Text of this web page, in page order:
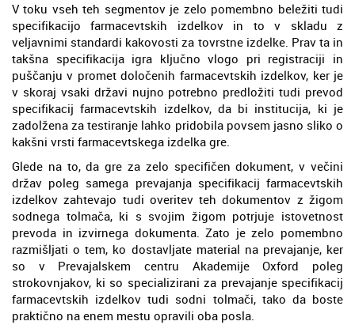
V toku vseh teh segmentov je zelo pomembno beležiti tudi
specifikacijo farmacevtskih izdelkov in to v skladu z
veljavnimi standardi kakovosti za tovrstne izdelke. Prav ta in
takšna specifikacija igra ključno vlogo pri registraciji in
puščanju v promet določenih farmacevtskih izdelkov, ker je
v skoraj vsaki državi nujno potrebno predložiti tudi prevod
specifikacij farmacevtskih izdelkov, da bi institucija, ki je
zadolžena za testiranje lahko pridobila povsem jasno sliko o
kakšni vrsti farmacevtskega izdelka gre.
Glede na to, da gre za zelo specifičen dokument, v večini
držav poleg samega prevajanja specifikacij farmacevtskih
izdelkov zahtevajo tudi overitev teh dokumentov z žigom
sodnega tolmača, ki s svojim žigom potrjuje istovetnost
prevoda in izvirnega dokumenta. Zato je zelo pomembno
razmišljati o tem, ko dostavljate material na prevajanje, ker
so v Prevajalskem centru Akademije Oxford poleg
strokovnjakov, ki so specializirani za prevajanje specifikacij
farmacevtskih izdelkov tudi sodni tolmači, tako da boste
praktično na enem mestu opravili oba posla.